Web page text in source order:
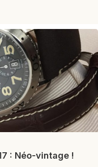
: Néo-vintage !